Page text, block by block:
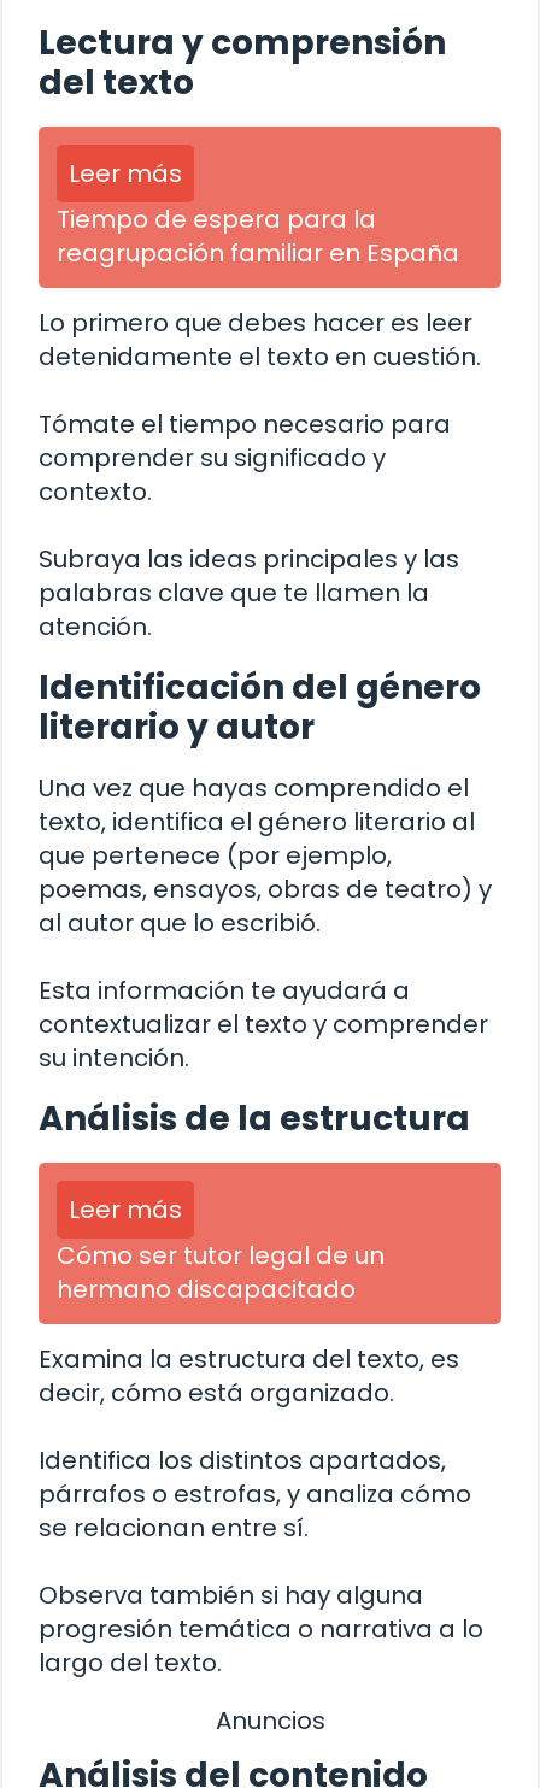
Lectura y comprensión
del texto
Leer más
Tiempo de espera para la
reagrupación familiar en España
Lo primero que debes hacer es leer
detenidamente el texto en cuestión.
Tómate el tiempo necesario para
comprender su significado y
contexto.
Subraya las ideas principales y las
palabras clave que te llamen la
atención.
Identificación del género
literario y autor
Una vez que hayas comprendido el
texto, identifica el género literario al
que pertenece (por ejemplo,
poemas, ensayos, obras de teatro) y
al autor que lo escribió.
Esta información te ayudará a
contextualizar el texto y comprender
su intención.
Análisis de la estructura
Leer más
Cómo ser tutor legal de un
hermano discapacitado
Examina la estructura del texto, es
decir, cómo está organizado.
Identifica los distintos apartados,
párrafos o estrofas, y analiza cómo
se relacionan entre sí.
Observa también si hay alguna
progresión temática o narrativa a lo
largo del texto.
Anuncios
Análisis del contenido